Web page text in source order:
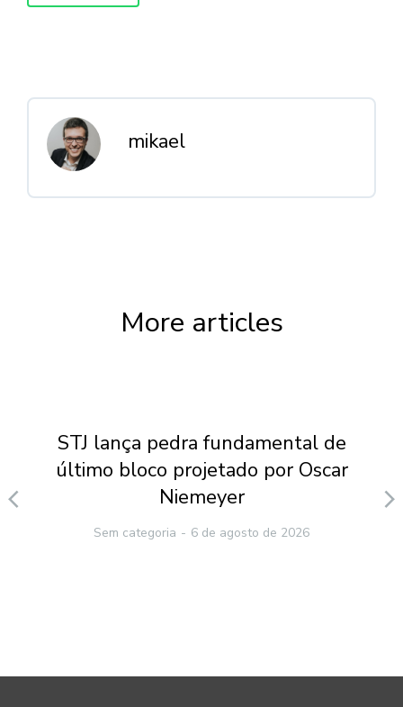
mikael
More articles
STJ lança pedra fundamental de
último bloco projetado por Oscar
Niemeyer
Sem categoria 6 de agosto de 2026